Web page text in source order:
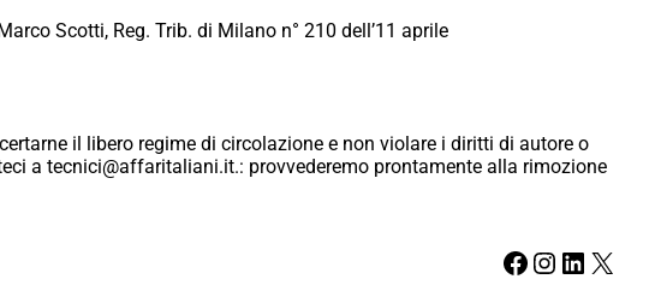
Scotti, Reg. Trib. di Milano n° 210 dell’11 aprile
il libero regime di circolazione e non violare i diritti di autore o
a tecnici@affaritaliani.it.: provvederemo prontamente alla rimozione
Facebook Instagram LinkedIn X